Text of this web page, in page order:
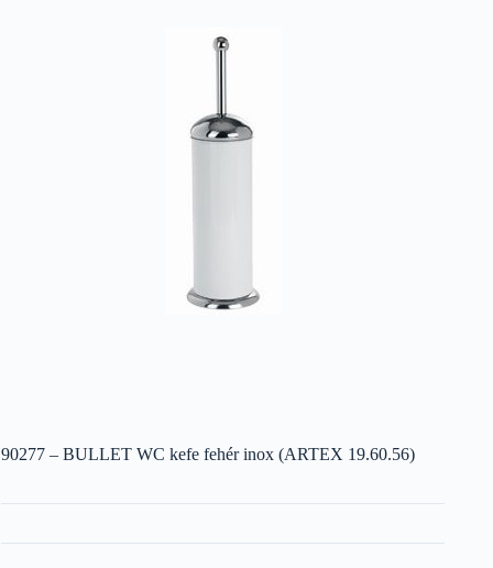
90277 – BULLET WC kefe fehér inox (ARTEX 19.60.56)